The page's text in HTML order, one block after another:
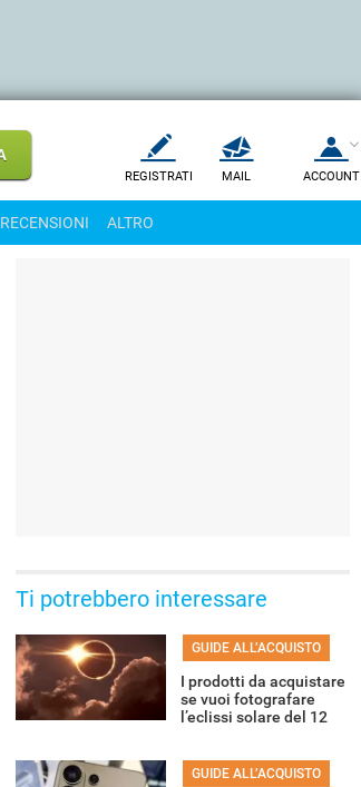
REGISTRATI MAIL ACCOUNT
RECENSIONI ALTRO
Ti potrebbero interessare
GUIDE ALL’ACQUISTO
I prodotti da acquistare
se vuoi fotografare
l’eclissi solare del 12
GUIDE ALL’ACQUISTO